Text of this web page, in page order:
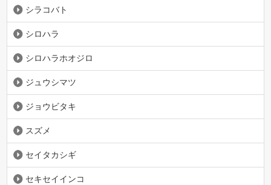
シラコバト
シロハラ
シロハラホオジロ
ジュウシマツ
ジョウビタキ
スズメ
セイタカシギ
セキセイインコ